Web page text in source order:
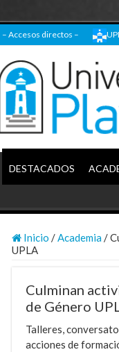
– Accesos directos –
DESTACADOS
Inicio / Academia /
UPLA
Culminan
de Género
Talleres,
acciones de